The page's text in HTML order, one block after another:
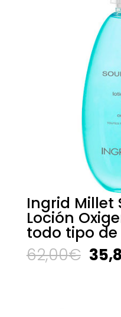
Ingrid Millet
Loción
todo tipo de
62,00€ El